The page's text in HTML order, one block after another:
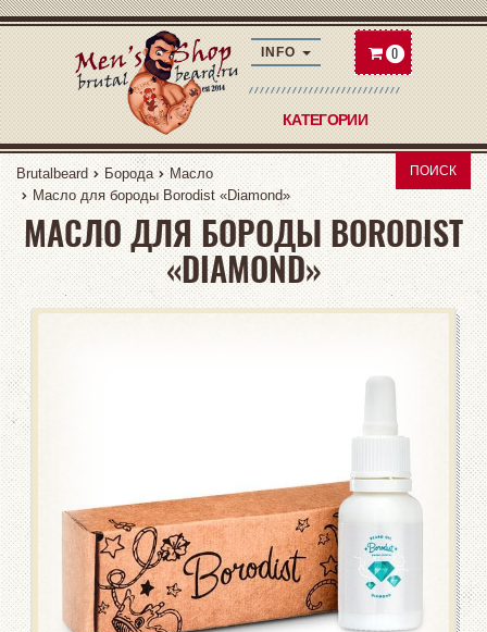
INFO
КАТЕГОРИИ
0
ПОИСК
Brutalbeard Борода
Масло
Масло для бороды Borodist «Diamond»
МАСЛО ДЛЯ БОРОДЫ BORODIST
«DIAMOND»